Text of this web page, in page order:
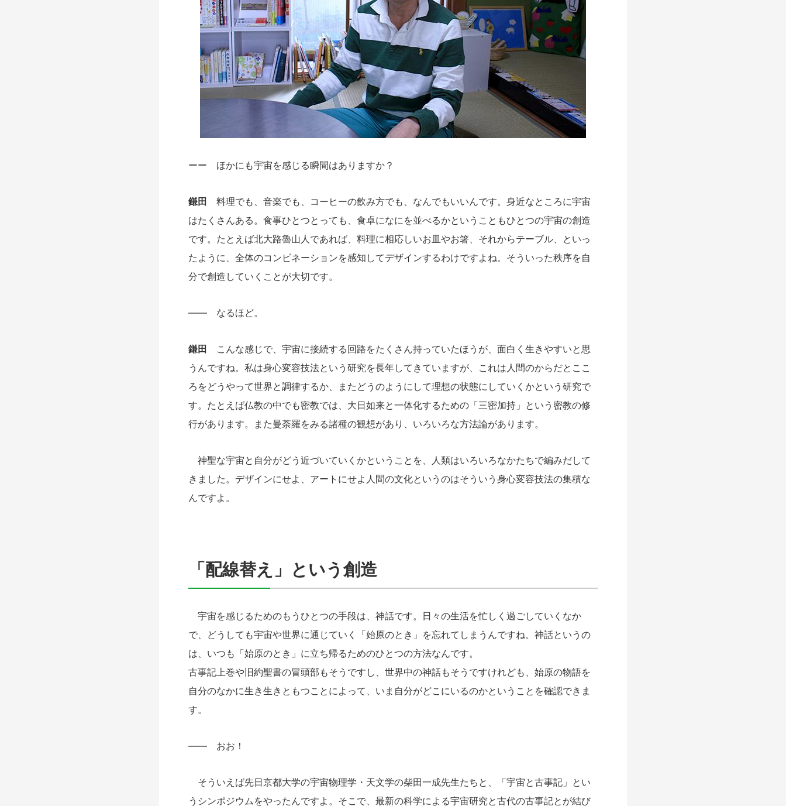
ーー ほかにも宇宙を感じる瞬間はありますか？
鎌田
料理でも、音楽でも、コーヒーの飲み方でも、なんでもいいんです。身近なところに宇宙
はたくさんある。食事ひとつとっても、食卓になにを並べるかということもひとつの宇宙の創造
です。たとえば北大路魯山人であれば、料理に相応しいお皿やお箸、それからテーブル、といっ
たように、全体のコンビネーションを感知してデザインするわけですよね。そういった秩序を自
分で創造していくことが大切です。
―― なるほど。
鎌田
こんな感じで、宇宙に接続する回路をたくさん持っていたほうが、面白く生きやすいと思
うんですね。私は身心変容技法という研究を長年してきていますが、これは人間のからだとここ
ろをどうやって世界と調律するか、またどうのようにして理想の状態にしていくかという研究で
す。たとえば仏教の中でも密教では、大日如来と一体化するための「三密加持」という密教の修
行があります。また曼荼羅をみる諸種の観想があり、いろいろな方法論があります。
神聖な宇宙と自分がどう近づいていくかということを、人類はいろいろなかたちで編みだして
きました。デザインにせよ、アートにせよ人間の文化というのはそういう身心変容技法の集積な
んですよ。
「配線替え」という創造
宇宙を感じるためのもうひとつの手段は、神話です。日々の生活を忙しく過ごしていくなか
で、どうしても宇宙や世界に通じていく「始原のとき」を忘れてしまうんですね。神話というの
は、いつも「始原のとき」に立ち帰るためのひとつの方法なんです。
古事記上巻や旧約聖書の冒頭部もそうですし、世界中の神話もそうですけれども、始原の物語を
自分のなかに生き生きともつことによって、いま自分がどこにいるのかということを確認できま
す。
―― おお！
そういえば先日京都大学の宇宙物理学・天文学の柴田一成先生たちと、「宇宙と古事記」とい
うシンポジウムをやったんですよ。そこで、最新の科学による宇宙研究と古代の古事記とが結び